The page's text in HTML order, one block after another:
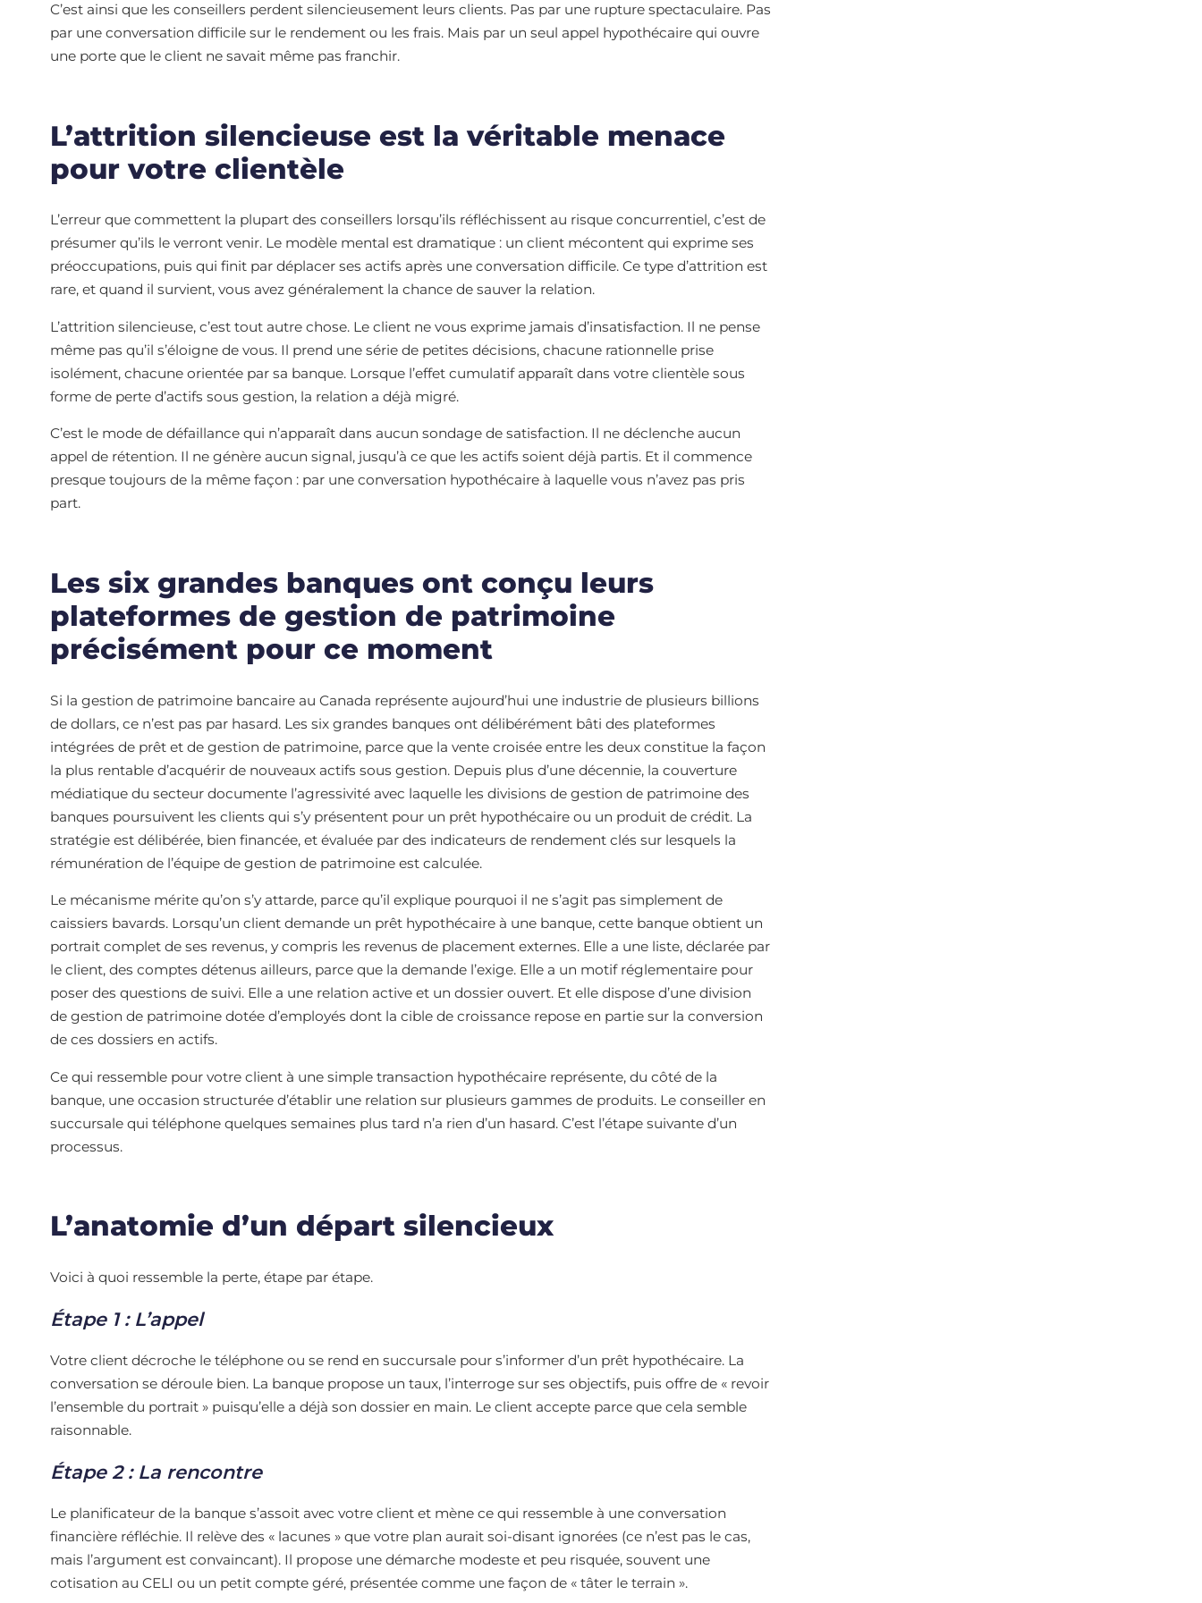
C’est ainsi que les conseillers perdent silencieusement leurs clients. Pas par une rupture spectaculaire. Pas
par une conversation difficile sur le rendement ou les frais. Mais par un seul appel hypothécaire qui ouvre
une porte que le client ne savait même pas franchir.
L’attrition silencieuse est la véritable menace
pour votre clientèle
L’erreur que commettent la plupart des conseillers lorsqu’ils réfléchissent au risque concurrentiel, c’est de
présumer qu’ils le verront venir. Le modèle mental est dramatique : un client mécontent qui exprime ses
préoccupations, puis qui finit par déplacer ses actifs après une conversation difficile. Ce type d’attrition est
rare, et quand il survient, vous avez généralement la chance de sauver la relation.
L’attrition silencieuse, c’est tout autre chose. Le client ne vous exprime jamais d’insatisfaction. Il ne pense
même pas qu’il s’éloigne de vous. Il prend une série de petites décisions, chacune rationnelle prise
isolément, chacune orientée par sa banque. Lorsque l’effet cumulatif apparaît dans votre clientèle sous
forme de perte d’actifs sous gestion, la relation a déjà migré.
C’est le mode de défaillance qui n’apparaît dans aucun sondage de satisfaction. Il ne déclenche aucun
appel de rétention. Il ne génère aucun signal, jusqu’à ce que les actifs soient déjà partis. Et il commence
presque toujours de la même façon : par une conversation hypothécaire à laquelle vous n’avez pas pris
part.
Les six grandes banques ont conçu leurs
plateformes de gestion de patrimoine
précisément pour ce moment
Si la gestion de patrimoine bancaire au Canada représente aujourd’hui une industrie de plusieurs billions
de dollars, ce n’est pas par hasard. Les six grandes banques ont délibérément bâti des plateformes
intégrées de prêt et de gestion de patrimoine, parce que la vente croisée entre les deux constitue la façon
la plus rentable d’acquérir de nouveaux actifs sous gestion. Depuis plus d’une décennie, la couverture
médiatique du secteur documente l’agressivité avec laquelle les divisions de gestion de patrimoine des
banques poursuivent les clients qui s’y présentent pour un prêt hypothécaire ou un produit de crédit. La
stratégie est délibérée, bien financée, et évaluée par des indicateurs de rendement clés sur lesquels la
rémunération de l’équipe de gestion de patrimoine est calculée.
Le mécanisme mérite qu’on s’y attarde, parce qu’il explique pourquoi il ne s’agit pas simplement de
caissiers bavards. Lorsqu’un client demande un prêt hypothécaire à une banque, cette banque obtient un
portrait complet de ses revenus, y compris les revenus de placement externes. Elle a une liste, déclarée par
le client, des comptes détenus ailleurs, parce que la demande l’exige. Elle a un motif réglementaire pour
poser des questions de suivi. Elle a une relation active et un dossier ouvert. Et elle dispose d’une division
de gestion de patrimoine dotée d’employés dont la cible de croissance repose en partie sur la conversion
de ces dossiers en actifs.
Ce qui ressemble pour votre client à une simple transaction hypothécaire représente, du côté de la
banque, une occasion structurée d’établir une relation sur plusieurs gammes de produits. Le conseiller en
succursale qui téléphone quelques semaines plus tard n’a rien d’un hasard. C’est l’étape suivante d’un
processus.
L’anatomie d’un départ silencieux
Voici à quoi ressemble la perte, étape par étape.
Étape 1 : L’appel
Votre client décroche le téléphone ou se rend en succursale pour s’informer d’un prêt hypothécaire. La
conversation se déroule bien. La banque propose un taux, l’interroge sur ses objectifs, puis offre de « revoir
l’ensemble du portrait » puisqu’elle a déjà son dossier en main. Le client accepte parce que cela semble
raisonnable.
Étape 2 : La rencontre
Le planificateur de la banque s’assoit avec votre client et mène ce qui ressemble à une conversation
financière réfléchie. Il relève des « lacunes » que votre plan aurait soi-disant ignorées (ce n’est pas le cas,
mais l’argument est convaincant). Il propose une démarche modeste et peu risquée, souvent une
cotisation au CELI ou un petit compte géré, présentée comme une façon de « tâter le terrain ».